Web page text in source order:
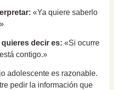
«Ya quiere saberlo
decir es: «Si ocurre
contigo.»
adolescente es razonable.
pedir la información que